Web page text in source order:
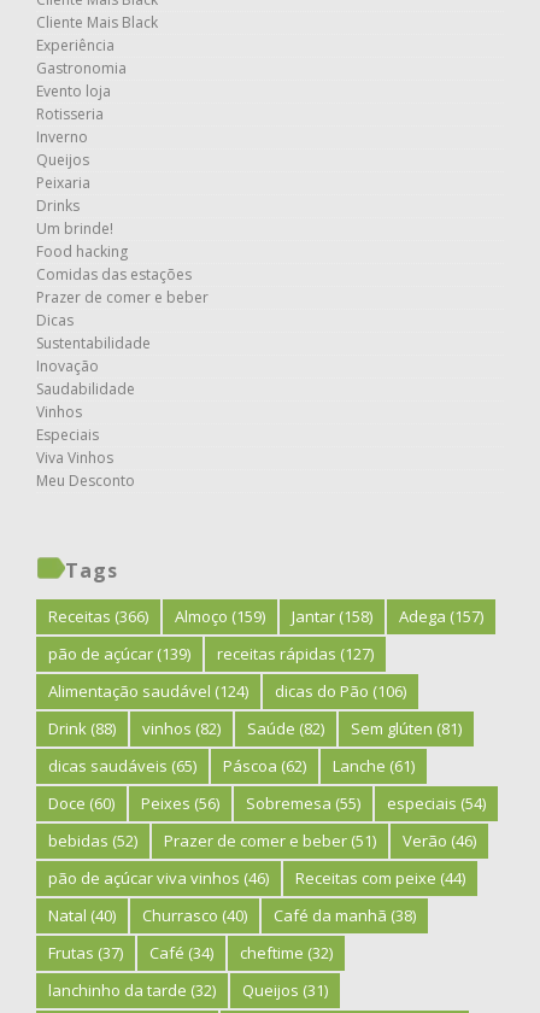
Cliente Mais Black
Experiência
Gastronomia
Evento loja
Rotisseria
Inverno
Queijos
Peixaria
Drinks
Um brinde!
Food hacking
Comidas das estações
Prazer de comer e beber
Dicas
Sustentabilidade
Inovação
Saudabilidade
Vinhos
Especiais
Viva Vinhos
Meu Desconto
Tags
Receitas (366) Almoço (159) Jantar (158) Adega (157)
pão de açúcar (139) receitas rápidas (127)
Alimentação saudável (124) dicas do Pão (106)
Drink (88) vinhos (82) Saúde (82) Sem glúten (81)
dicas saudáveis (65) Páscoa (62) Lanche (61)
Doce (60) Peixes (56) Sobremesa (55) especiais (54)
bebidas (52) Prazer de comer e beber (51) Verão (46)
pão de açúcar viva vinhos (46) Receitas com peixe (44)
Natal (40) Churrasco (40) Café da manhã (38)
Frutas (37) Café (34) cheftime (32)
lanchinho da tarde (32) Queijos (31)